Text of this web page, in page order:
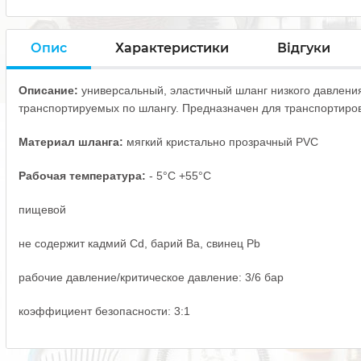
Опис Характеристики Відгуки
Описание: универсальный, эластичный шланг низкого
транспортируемых по шлангу. Предназначен для
Материал шланга: мягкий кристально прозрачный PVC
Рабочая температура: - 5°С +55°С
пищевой
не содержит кадмий Cd, барий Ba, свинец Pb
рабочие давление/критическое давление: 3/6 бар
коэффициент безопасности: 3:1